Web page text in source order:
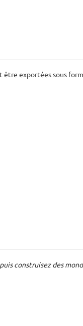
être exportées sous
construisez des